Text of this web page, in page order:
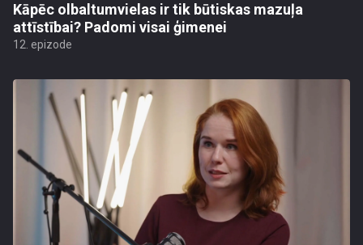
Kāpēc olbaltumvielas ir tik būtiskas mazuļa
attīstībai? Padomi visai ģimenei
12. epizode